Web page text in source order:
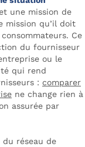
une mission de
mission qu’il doit
Ce
du fournisseur
ou le
qui rend
: comparer
ne change rien à
assurée par
du réseau de